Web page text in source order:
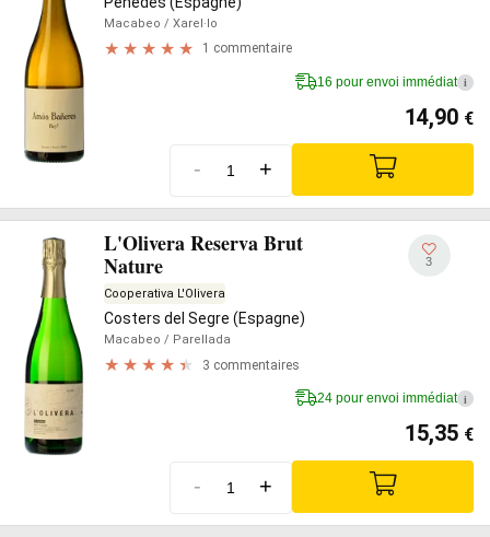
Macabeo / Xarel·lo
1 commentaire
16 pour envoi immédiat i
14,90 €
- +
L'Olivera Reserva Brut
Nature
Cooperativa L'Olivera
Costers del Segre (Espagne)
Macabeo / Parellada
3 commentaires
3
24 pour envoi immédiat i
15,35 €
- +